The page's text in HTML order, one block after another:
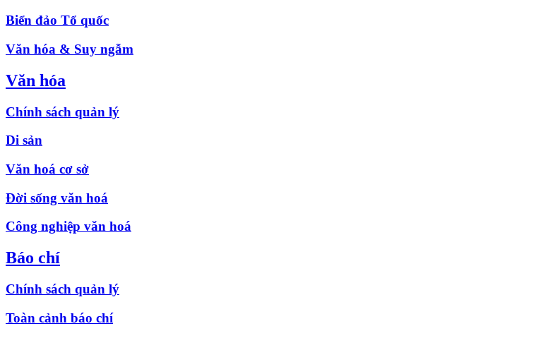
Biển đảo Tổ quốc
Văn hóa & Suy ngẫm
Văn hóa
Chính sách quản lý
Di sản
Văn hoá cơ sở
Đời sống văn hoá
Công nghiệp văn hoá
Báo chí
Chính sách quản lý
Toàn cảnh báo chí